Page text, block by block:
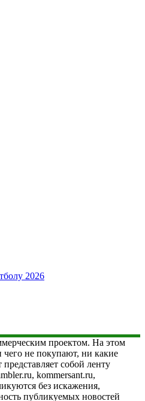
2026
проектом. На этом
чего не покупают, ни какие
собой ленту
kommersant.ru,
без искажения,
публикуемых новостей